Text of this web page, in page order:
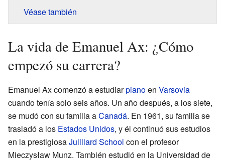
Véase también
La vida de Emanuel Ax: ¿Cómo
empezó su carrera?
Emanuel Ax comenzó a estudiarpianoen Varsovia
cuando tenía solo seis años. Un año después, a los siete,
se mudó con su familia aCanadá. En 1961, su familia se
trasladó a los Estados Unidos, y él continuó sus estudios
en la prestigiosaJuilliard School con el profesor
Mieczysław Munz. También estudió en la Universidad de